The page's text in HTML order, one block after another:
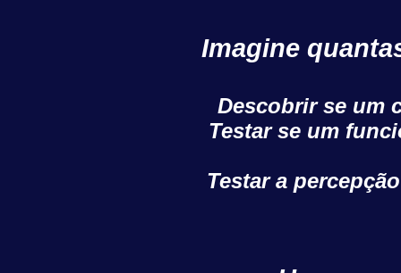
Imagine
Descobrir se um
Testar se um
Testar a